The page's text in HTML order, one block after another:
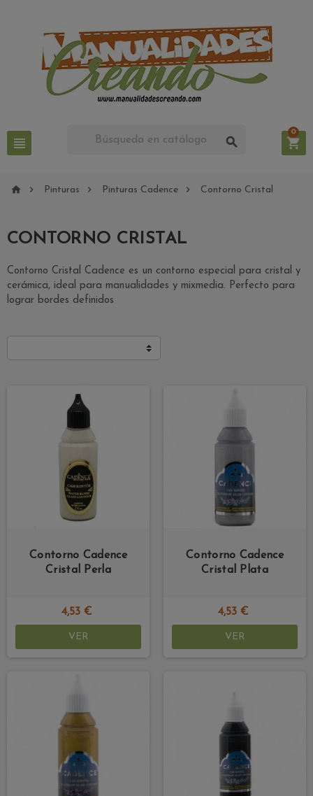
  
0
  Pinturas  Pinturas Cadence  Contorno Cristal
CONTORNO CRISTAL
Contorno Cristal Cadence es un contorno especial para cristal y
cerámica, ideal para manualidades y mixmedia. Perfecto para
lograr bordes definidos
Contorno Cadence
Cristal Perla
4,53 €
VER
Contorno Cadence
Cristal Plata
4,53 €
VER